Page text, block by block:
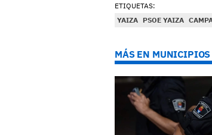
ETIQUETAS:
YAIZA PSOE YAIZA
MÁS EN MUNICIPIOS